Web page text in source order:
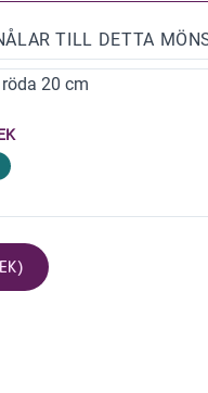
TILL DETTA
20 cm